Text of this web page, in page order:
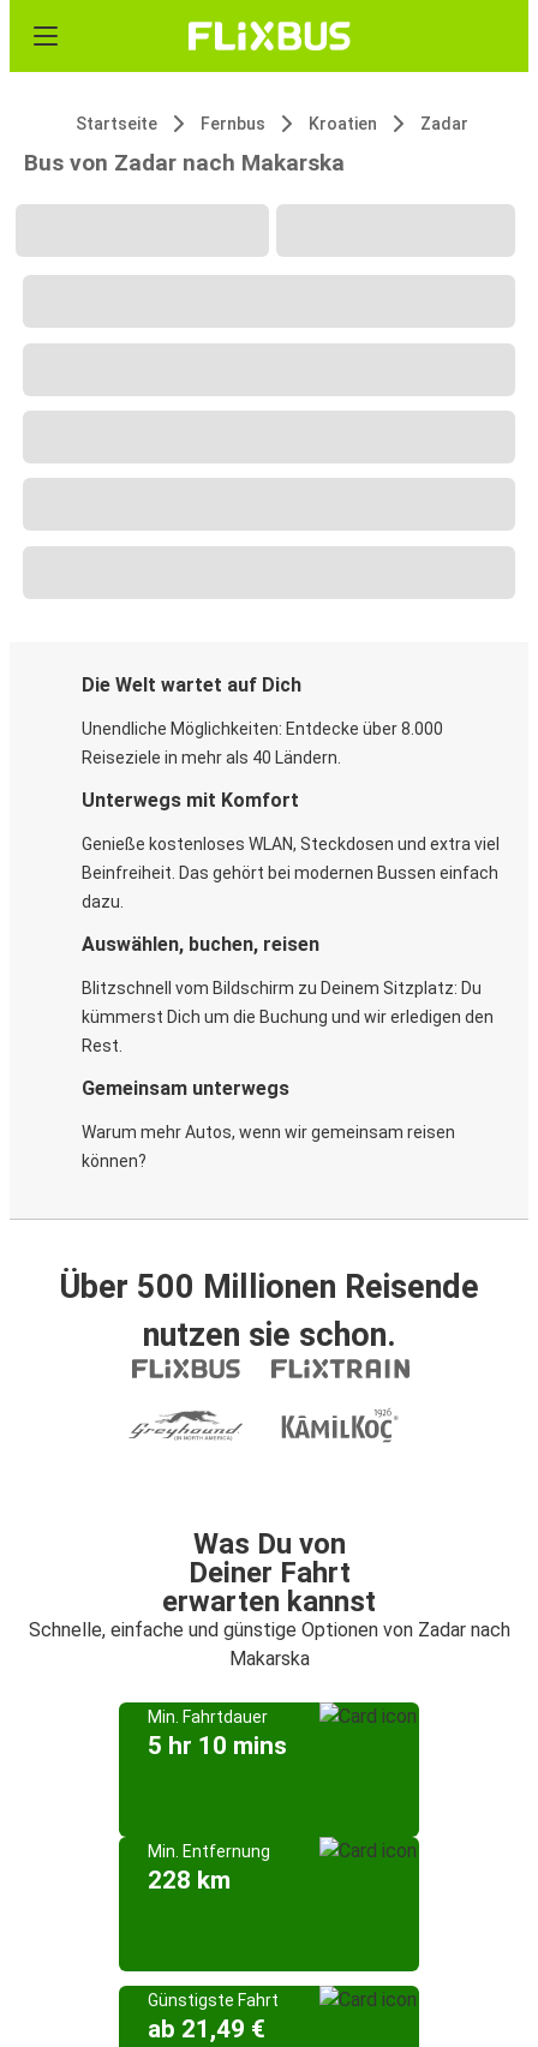
Startseite Fernbus Kroatien Zadar
Bus von Zadar nach Makarska
Die Welt wartet auf Dich
Unendliche Möglichkeiten: Entdecke über 8.000
Reiseziele in mehr als 40 Ländern.
Unterwegs mit Komfort
Genieße kostenloses WLAN, Steckdosen und extra viel
Beinfreiheit. Das gehört bei modernen Bussen einfach
dazu.
Auswählen, buchen, reisen
Blitzschnell vom Bildschirm zu Deinem Sitzplatz: Du
kümmerst Dich um die Buchung und wir erledigen den
Rest.
Gemeinsam unterwegs
Warum mehr Autos, wenn wir gemeinsam reisen
können?
Über 500 Millionen Reisende
nutzen sie schon.
Was Du von
Deiner Fahrt
erwarten kannst
Schnelle, einfache und günstige Optionen von Zadar nach
Makarska
Min. Fahrtdauer
5 hr 10 mins
Min. Entfernung
228 km
Günstigste Fahrt
ab 21,49 €